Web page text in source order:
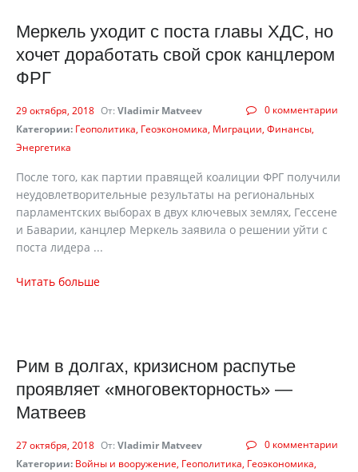
Меркель уходит с поста главы ХДС, но
хочет доработать свой срок канцлером
ФРГ
0 комментарии
29 октября, 2018 От: Vladimir Matveev
Категории: Геополитика Геоэкономика Миграции Финансы
Энергетика
После того, как партии правящей коалиции ФРГ получили
неудовлетворительные результаты на региональных
парламентских выборах в двух ключевых землях, Гессене
и Баварии, канцлер Меркель заявила о решении уйти с
поста лидера ...
Читать больше
Рим в долгах, кризисном распутье
проявляет «многовекторность» —
Матвеев
0 комментарии
27 октября, 2018 От: Vladimir Matveev
Категории: Войны и вооружение Геополитика Геоэкономика